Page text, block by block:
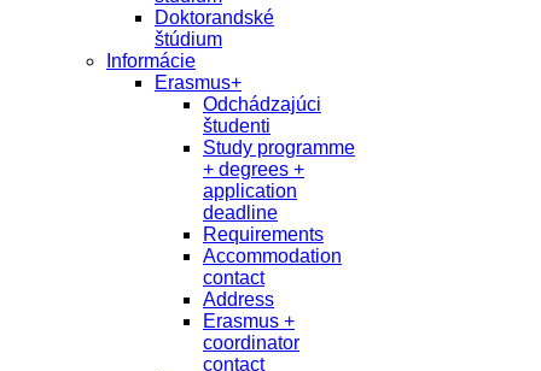
Doktorandské
štúdium
Informácie
Erasmus+
Odchádzajúci
študenti
Study programme
+ degrees +
application
deadline
Requirements
Accommodation
contact
Address
Erasmus +
coordinator
contact